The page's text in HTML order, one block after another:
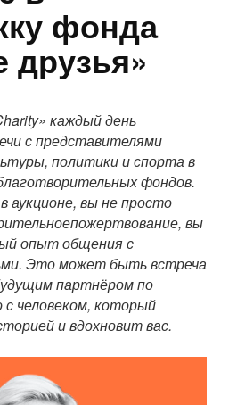
фонда
друзья»
каждый день
с представителями
политики и спорта в
фондов.
аукционе, вы не просто
вы
опыт общения с
Это может быть встреча
партнёром по
с человеком, который
и вдохновит вас.